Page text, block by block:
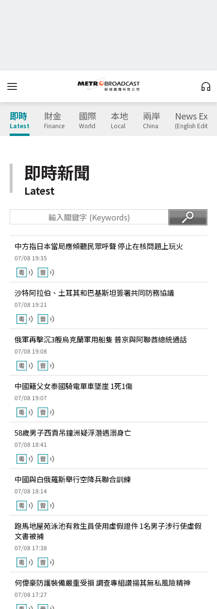
即時
Latest
財金
Finance
國際
World
本地
Local
兩岸
China
News
(English
即時新聞
Latest
中方指日本當局應傾聽民眾呼聲 停止在核問題上玩火
07/08 19:35
沙特阿拉伯、土耳其和巴基斯坦簽署共同防務協議
07/08 19:21
俄軍再擊沉3艘烏克蘭軍用船隻 普京與阿聯酋總統通話
07/08 19:08
中國籍父女泰國騎電單車墜崖 1死1傷
07/08 19:07
58歲男子西貢吊鐘洲疑浮潛遇溺身亡
07/08 18:41
中國與白俄羅斯舉行空降兵聯合訓練
07/08 18:14
跑馬地屋苑泳池有救生員使用虛假證件 1名男子涉行使虛假
文書被捕
07/08 17:38
何偉豪防護裝備嚴重受損 調查專組讚揚其無私風險精神
07/08 17:27